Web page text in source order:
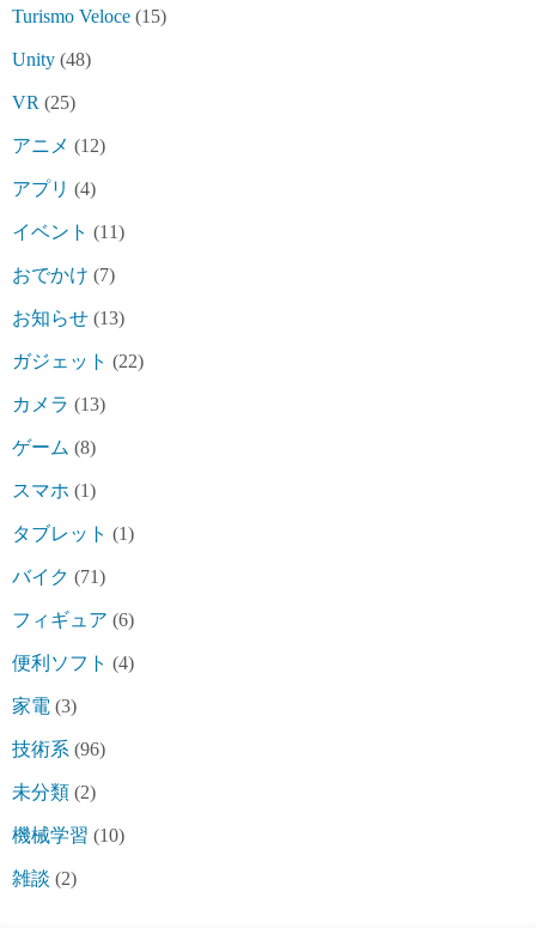
Turismo Veloce (15)
Unity (48)
VR (25)
アニメ (12)
アプリ (4)
イベント (11)
おでかけ (7)
お知らせ (13)
ガジェット (22)
カメラ (13)
ゲーム (8)
スマホ (1)
タブレット (1)
バイク (71)
フィギュア (6)
便利ソフト (4)
家電 (3)
技術系 (96)
未分類 (2)
機械学習 (10)
雑談 (2)